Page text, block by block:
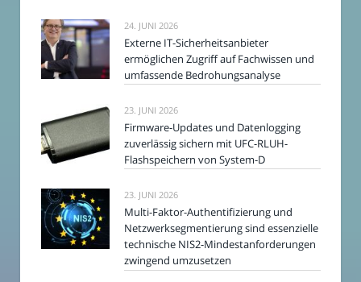
24. JUNI 2026
Externe IT-Sicherheitsanbieter
ermöglichen Zugriff auf Fachwissen und
umfassende Bedrohungsanalyse
23. JUNI 2026
Firmware-Updates und Datenlogging
zuverlässig sichern mit UFC-RLUH-
Flashspeichern von System-D
23. JUNI 2026
Multi-Faktor-Authentifizierung und
Netzwerksegmentierung sind essenzielle
technische NIS2-Mindestanforderungen
zwingend umzusetzen